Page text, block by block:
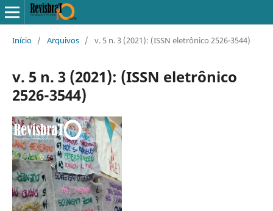
Início / Arquivos / v. 5 n. 3 (2021): (ISSN eletrônico 2526-3544)
v. 5 n. 3 (2021): (ISSN eletrônico
2526-3544)